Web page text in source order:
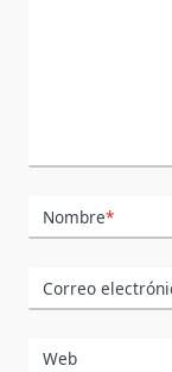
Nombre*
Correo
Web